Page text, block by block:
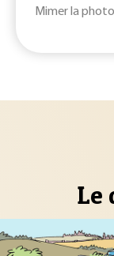
Mimer la
Le